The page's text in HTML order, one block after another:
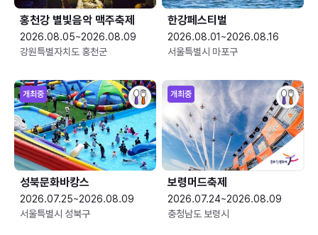
홍천강 별빛음악 맥주축제
2026.08.05~2026.08.09
강원특별자치도 홍천군
한강페스티벌
2026.08.01~2026.08.16
서울특별시 마포구
개최중
성북문화바캉스
2026.07.25~2026.08.09
서울특별시 성북구
개최중
보령머드축제
2026.07.24~2026.08.09
충청남도 보령시